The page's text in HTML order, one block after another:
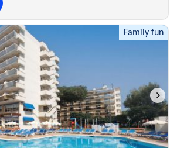
Family fun